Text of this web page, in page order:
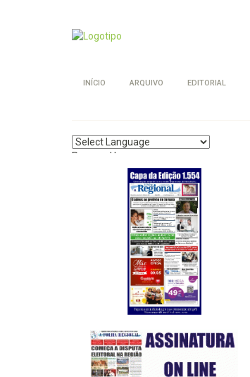
INÍCIO ARQUIVO EDITORIAL
Powered by